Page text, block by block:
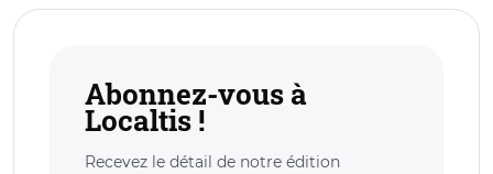
Abonnez-vous à
Localtis !
Recevez le détail de notre édition